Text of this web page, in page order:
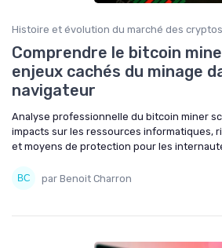
Histoire et évolution du marché des cryptos
Comprendre le bitcoin
enjeux cachés du minage
navigateur
Analyse professionnelle du bitcoin miner
impacts sur les ressources informatiques,
et moyens de protection pour les
par Benoit Charron